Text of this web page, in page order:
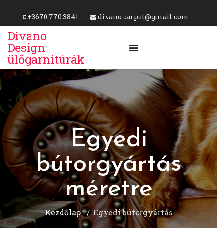
+3670 770 3841 divano.carpet@gmail.com
Divano
Design
ülőgarnitúrák
Egyedi
bútorgyártás
méretre
Kezdőlap Egyedi bútorgyártás